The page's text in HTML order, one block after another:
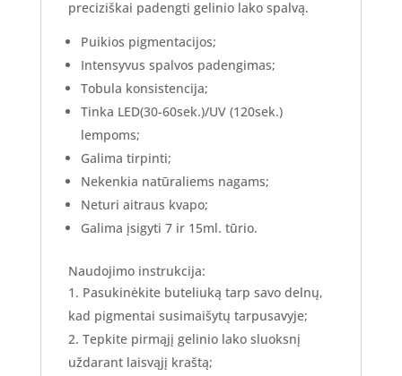
preciziškai padengti gelinio lako spalvą.
Puikios pigmentacijos;
Intensyvus spalvos padengimas;
Tobula konsistencija;
Tinka LED(30-60sek.)/UV (120sek.)
lempoms;
Galima tirpinti;
Nekenkia natūraliems nagams;
Neturi aitraus kvapo;
Galima įsigyti 7 ir 15ml. tūrio.
Naudojimo instrukcija:
Pasukinėkite buteliuką tarp savo delnų,
kad pigmentai susimaišytų tarpusavyje;
Tepkite pirmąjį gelinio lako sluoksnį
uždarant laisvąjį kraštą;